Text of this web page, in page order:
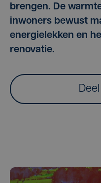
brengen. De
inwoners bewust
energielekken en
renovatie.